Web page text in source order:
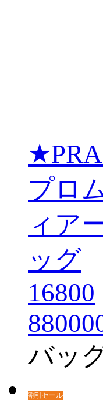
プロ
ィア
ッグ
16800
バッ
割引セール